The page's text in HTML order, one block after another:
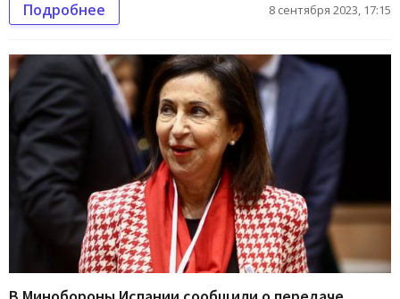
Подробнее 8 сентября 2023, 17:15